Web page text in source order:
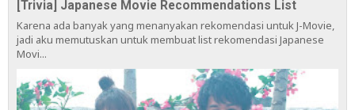
[Trivia] Japanese Movie Recommendations List
Karena ada banyak yang menanyakan rekomendasi untuk J-Movie,
jadi aku memutuskan untuk membuat list rekomendasi Japanese
Movi...